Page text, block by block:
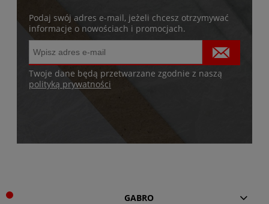
Podaj swój adres e-mail, jeżeli chcesz otrzymywać
informacje o nowościach i promocjach.
Twoje dane będą przetwarzane zgodnie z naszą
polityką prywatności
GABRO